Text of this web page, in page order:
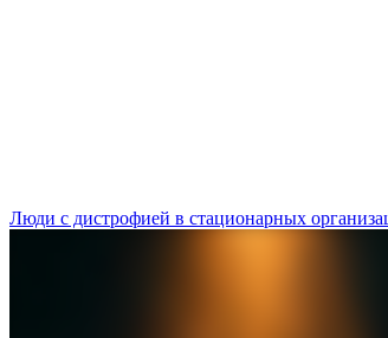
Люди с дистрофией в стационарных